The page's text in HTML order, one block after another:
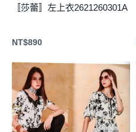
〚莎蕾〛左上衣2621260301A
NT$890